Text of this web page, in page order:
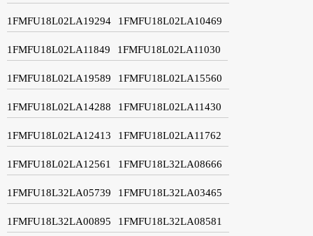
1FMFU18L02LA19294 1FMFU18L02LA10469
1FMFU18L02LA11849 1FMFU18L02LA11030
1FMFU18L02LA19589 1FMFU18L02LA15560
1FMFU18L02LA14288 1FMFU18L02LA11430
1FMFU18L02LA12413 1FMFU18L02LA11762
1FMFU18L02LA12561 1FMFU18L32LA08666
1FMFU18L32LA05739 1FMFU18L32LA03465
1FMFU18L32LA00895 1FMFU18L32LA08581